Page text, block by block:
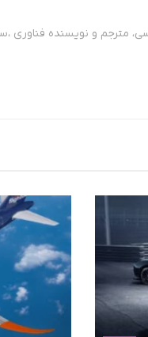
مترجم و نویسنده فناوری